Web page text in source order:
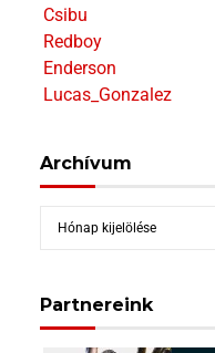
Csibu
Redboy
Enderson
Lucas_Gonzalez
Archívum
Archívum
Partnereink